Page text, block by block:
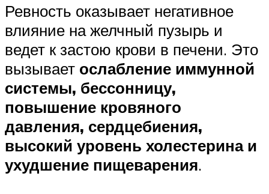
Ревность оказывает негативное
влияние на желчный пузырь и
ведет к застою крови в печени. Это
вызывает ослабление иммунной
системы, бессонницу,
повышение кровяного
давления, сердцебиения,
высокий уровень холестерина и
ухудшение пищеварения.